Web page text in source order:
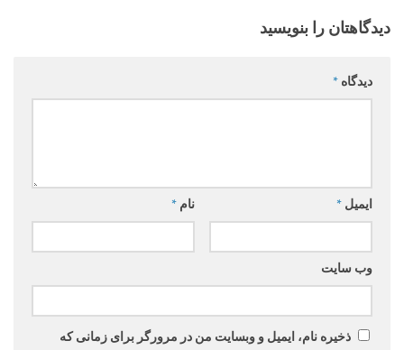
دیدگاهتان را بنویسید
دیدگاه *
نام * ایمیل *
وب‌ سایت
ذخیره نام، ایمیل و وبسایت من در مرورگر برای زمانی که